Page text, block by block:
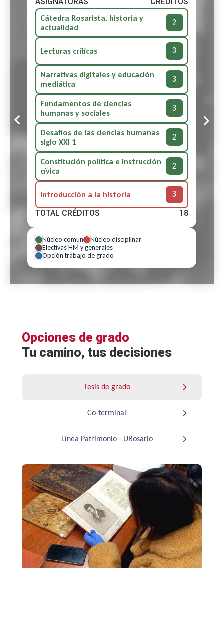
Cátedra Rosarista, historia y
actualidad
2
Lecturas críticas 3
Narrativas digitales y educación
mediática
3
Fundamentos de ciencias
humanas y sociales
3
Desafíos de las ciencias humanas
siglo XXI 1
2
Constitución política e instrucción
cívica
2
Introducción a la historia
3
TOTAL CRÉDITOS
18
Núcleo común
Núcleo disciplinar
Electivas HM y generales
Opción trabajo de grado
Opciones de grado
Tu camino, tus decisiones
Tesis de grado
Co-terminal
Línea Patrimonio - URosario